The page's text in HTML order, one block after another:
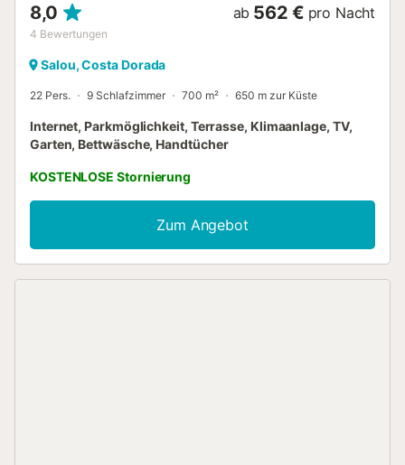
8,0
4 Bewertungen
ab 562 € pro Nacht
Salou, Costa Dorada
22 Pers. 9 Schlafzimmer 700 m² 650 m zur Küste
Internet, Parkmöglichkeit, Terrasse, Klimaanlage, TV,
Garten, Bettwäsche, Handtücher
KOSTENLOSE Stornierung
Zum Angebot